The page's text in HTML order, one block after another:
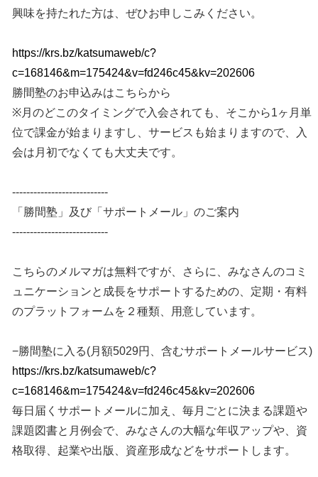
興味を持たれた方は、ぜひお申しこみください。
https://krs.bz/katsumaweb/c?
c=168146&m=175424&v=fd246c45&kv=202606
勝間塾のお申込みはこちらから
※月のどこのタイミングで入会されても、そこから1ヶ月単
位で課金が始まりますし、サービスも始まりますので、入
会は月初でなくても大丈夫です。
---------------------------
「勝間塾」及び「サポートメール」のご案内
---------------------------
こちらのメルマガは無料ですが、さらに、みなさんのコミ
ュニケーションと成長をサポートするための、定期・有料
のプラットフォームを２種類、用意しています。
−勝間塾に入る(月額5029円、含むサポートメールサービス)
https://krs.bz/katsumaweb/c?
c=168146&m=175424&v=fd246c45&kv=202606
毎日届くサポートメールに加え、毎月ごとに決まる課題や
課題図書と月例会で、みなさんの大幅な年収アップや、資
格取得、起業や出版、資産形成などをサポートします。